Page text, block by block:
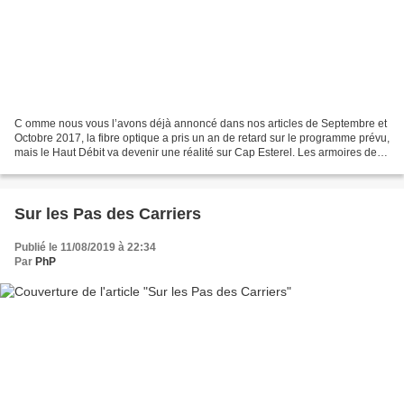
C omme nous vous l’avons déjà annoncé dans nos articles de Septembre et
Octobre 2017, la fibre optique a pris un an de retard sur le programme prévu,
mais le Haut Débit va devenir une réalité sur Cap Esterel. Les armoires de
Sur les Pas des Carriers
Publié le 11/08/2019 à 22:34
Par PhP